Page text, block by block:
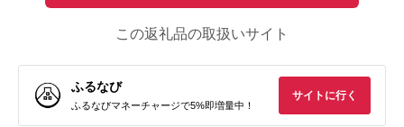
この返礼品の取扱いサイト
ふるなび
ふるなびマネーチャージで5%即増量中！
サイトに行く